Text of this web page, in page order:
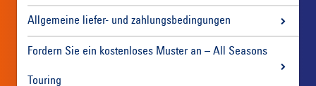
Allgemeine liefer- und zahlungsbedingungen
Fordern Sie ein kostenloses Muster an – All Seasons
Touring